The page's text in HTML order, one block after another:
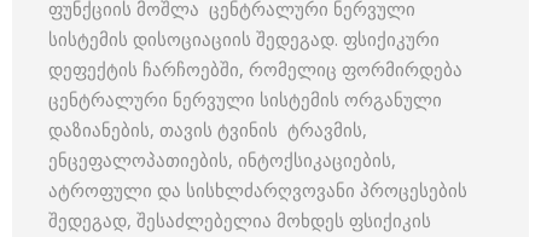
ფუნქციის მოშლა ცენტრალური ნერვული
სისტემის დისოციაციის შედეგად. ფსიქიკური
დეფექტის ჩარჩოებში, რომელიც ფორმირდება
ცენტრალური ნერვული სისტემის ორგანული
დაზიანების, თავის ტვინის ტრავმის,
ენცეფალოპათიების, ინტოქსიკაციების,
ატროფული და სისხლძარღვოვანი პროცესების
შედეგად, შესაძლებელია მოხდეს ფსიქიკის